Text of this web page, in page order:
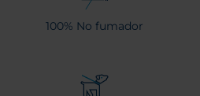
100% No fumador